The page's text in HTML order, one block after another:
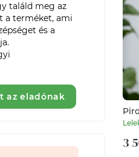
találd meg az
a terméket, ami
és a
az eladónak
3